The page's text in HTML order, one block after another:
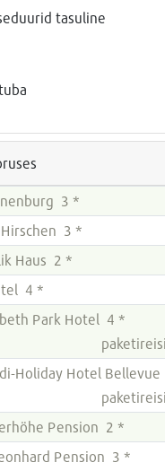
tasuline
3 *
3 *
Haus 2 *
4 *
Park Hotel 4 *
Holiday Hotel
Pension 2 *
Pension 3 *